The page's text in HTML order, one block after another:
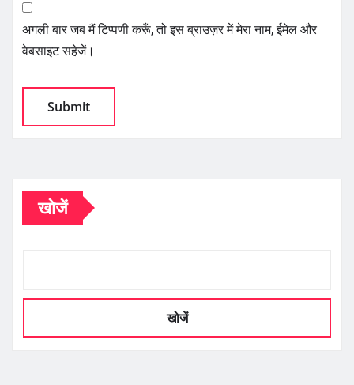
अगली बार जब मैं टिप्पणी करूँ, तो इस ब्राउज़र में मेरा नाम, ईमेल और
वेबसाइट सहेजें।
खोजें
खोजें